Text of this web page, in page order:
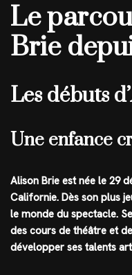
Le
Brie
Les débuts
Une enfance
Alison Brie est née le 29
Californie. Dès son plus
le monde du spectacle.
des cours de théâtre et
développer ses talents